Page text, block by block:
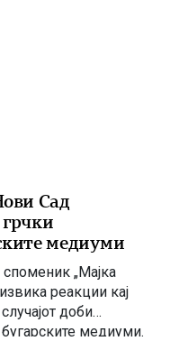
Сад
медиуми
„Мајка
реакции кај
доби
медиуми.